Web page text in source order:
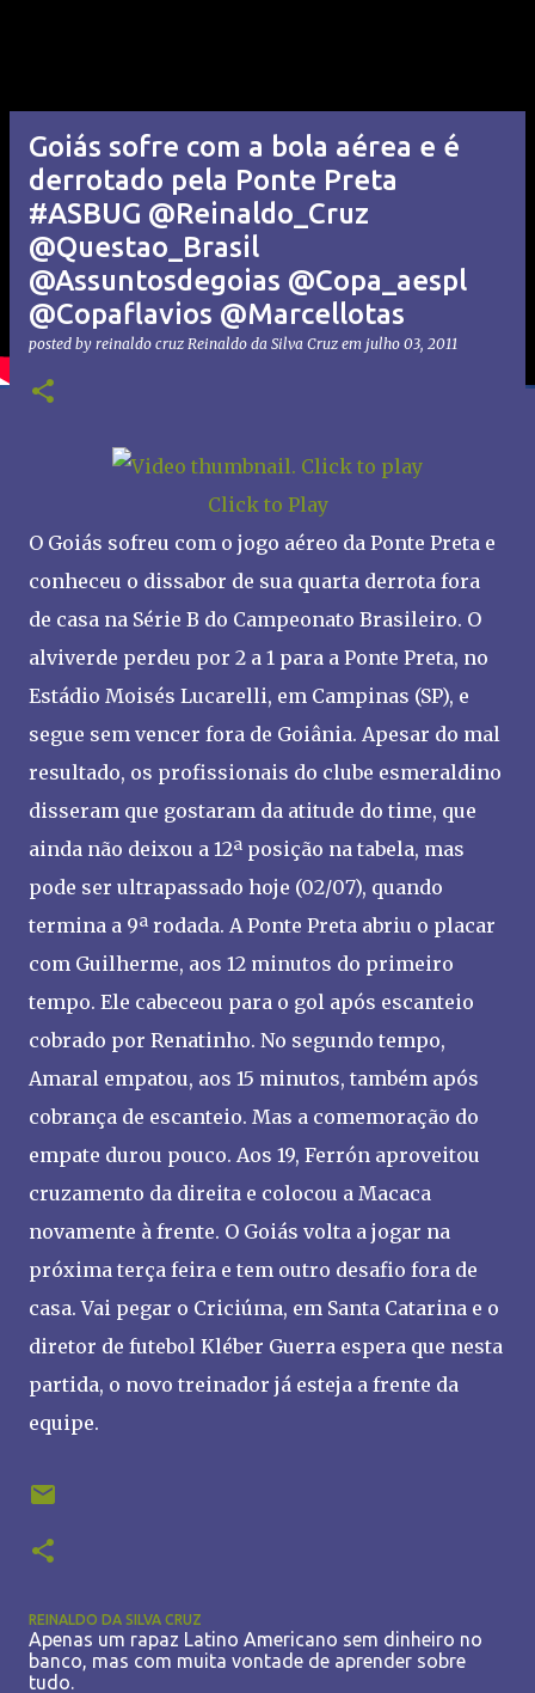
Goiás sofre com a bola aérea e é
derrotado pela Ponte Preta
#ASBUG @Reinaldo_Cruz
@Questao_Brasil
@Assuntosdegoias @Copa_aespl
@Copaflavios @Marcellotas
posted by reinaldo cruz Reinaldo da Silva Cruz em julho 03, 2011
Click to Play
O Goiás sofreu com o jogo aéreo da Ponte Preta e
conheceu o dissabor de sua quarta derrota fora
de casa na Série B do Campeonato Brasileiro. O
alviverde perdeu por 2 a 1 para a Ponte Preta, no
Estádio Moisés Lucarelli, em Campinas (SP), e
segue sem vencer fora de Goiânia. Apesar do mal
resultado, os profissionais do clube esmeraldino
disseram que gostaram da atitude do time, que
ainda não deixou a 12ª posição na tabela, mas
pode ser ultrapassado hoje (02/07), quando
termina a 9ª rodada. A Ponte Preta abriu o placar
com Guilherme, aos 12 minutos do primeiro
tempo. Ele cabeceou para o gol após escanteio
cobrado por Renatinho. No segundo tempo,
Amaral empatou, aos 15 minutos, também após
cobrança de escanteio. Mas a comemoração do
empate durou pouco. Aos 19, Ferrón aproveitou
cruzamento da direita e colocou a Macaca
novamente à frente. O Goiás volta a jogar na
próxima terça feira e tem outro desafio fora de
casa. Vai pegar o Criciúma, em Santa Catarina e o
diretor de futebol Kléber Guerra espera que nesta
partida, o novo treinador já esteja a frente da
equipe.
REINALDO DA SILVA CRUZ
Apenas um rapaz Latino Americano sem dinheiro no
banco, mas com muita vontade de aprender sobre
tudo.